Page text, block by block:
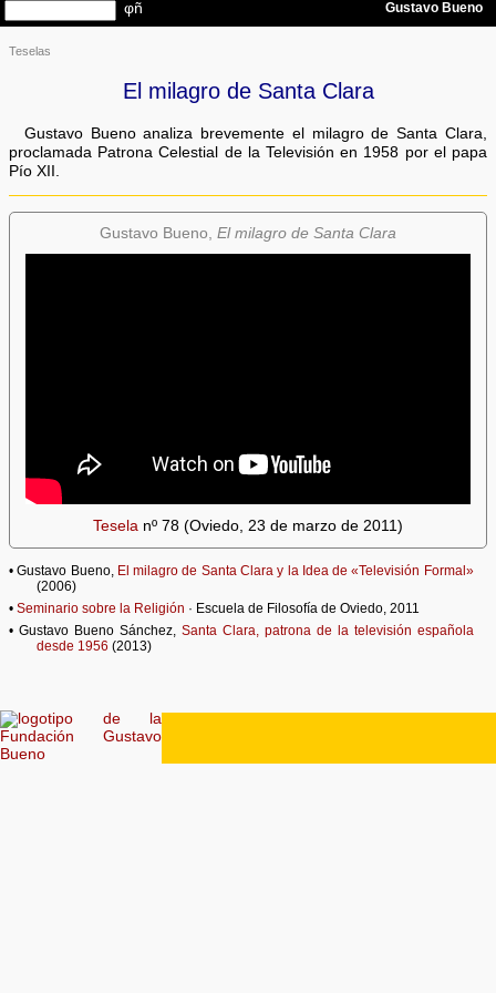
Teselas
El milagro de Santa Clara
Gustavo Bueno analiza brevemente el milagro de Santa Clara,
proclamada Patrona Celestial de la Televisión en 1958 por el papa
Pío XII.
Gustavo Bueno, El milagro de Santa Clara
Tesela nº 78 (Oviedo, 23 de marzo de 2011)
• Gustavo Bueno, El milagro de Santa Clara y la Idea de «Televisión Formal»
(2006)
•Seminario sobre la Religión · Escuela de Filosofía de Oviedo, 2011
• Gustavo Bueno Sánchez, Santa Clara, patrona de la televisión española
desde 1956 (2013)